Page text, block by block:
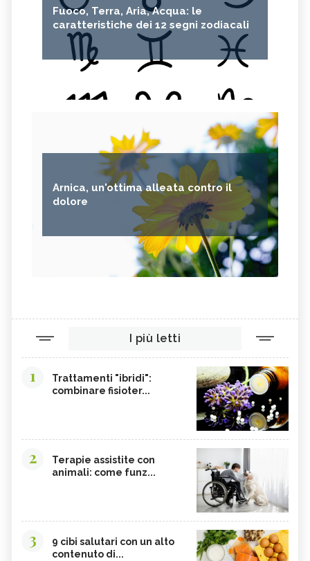
Fuoco, Terra, Aria, Acqua: le
caratteristiche dei 12 segni zodiacali
Arnica, un'ottima alleata contro il
dolore
I più letti
1
Trattamenti "ibridi":
combinare fisioter...
2
Terapie assistite con
animali: come funz...
3
9 cibi salutari con un alto
contenuto di...